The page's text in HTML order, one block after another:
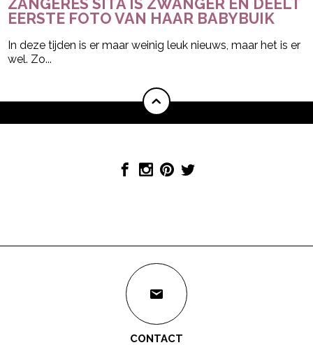
ZANGERES SITA IS ZWANGER EN DEELT
EERSTE FOTO VAN HAAR BABYBUIK
In deze tijden is er maar weinig leuk nieuws, maar het is er
wel. Zo...
CONTACT